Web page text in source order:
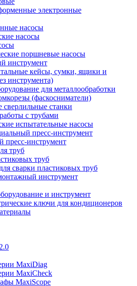
электронные
насосы
насосы
поршневые насосы
инструмент
кейсы, сумки, ящики и
инструмента)
для металлообработки
(фаскосниматели)
станки
с трубами
испытательные насосы
пресс-инструмент
пресс-инструмент
труб
труб
сварки пластиковых труб
инструмент
и инструмент
ключи для кондиционеров
MaxiDiag
MaxiCheck
MaxiScope